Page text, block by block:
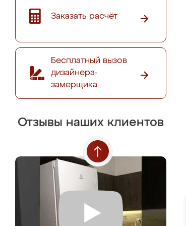
Заказать расчёт
Бесплатный вызов
дизайнера-
замерщика
Отзывы наших клиентов